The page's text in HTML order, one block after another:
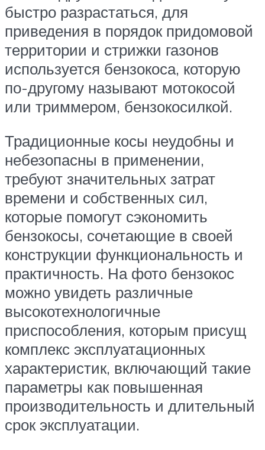
быстро разрастаться, для
приведения в порядок придомовой
территории и стрижки газонов
используется бензокоса, которую
по-другому называют мотокосой
или триммером, бензокосилкой.
Традиционные косы неудобны и
небезопасны в применении,
требуют значительных затрат
времени и собственных сил,
которые помогут сэкономить
бензокосы, сочетающие в своей
конструкции функциональность и
практичность. На фото бензокос
можно увидеть различные
высокотехнологичные
приспособления, которым присущ
комплекс эксплуатационных
характеристик, включающий такие
параметры как повышенная
производительность и длительный
срок эксплуатации.